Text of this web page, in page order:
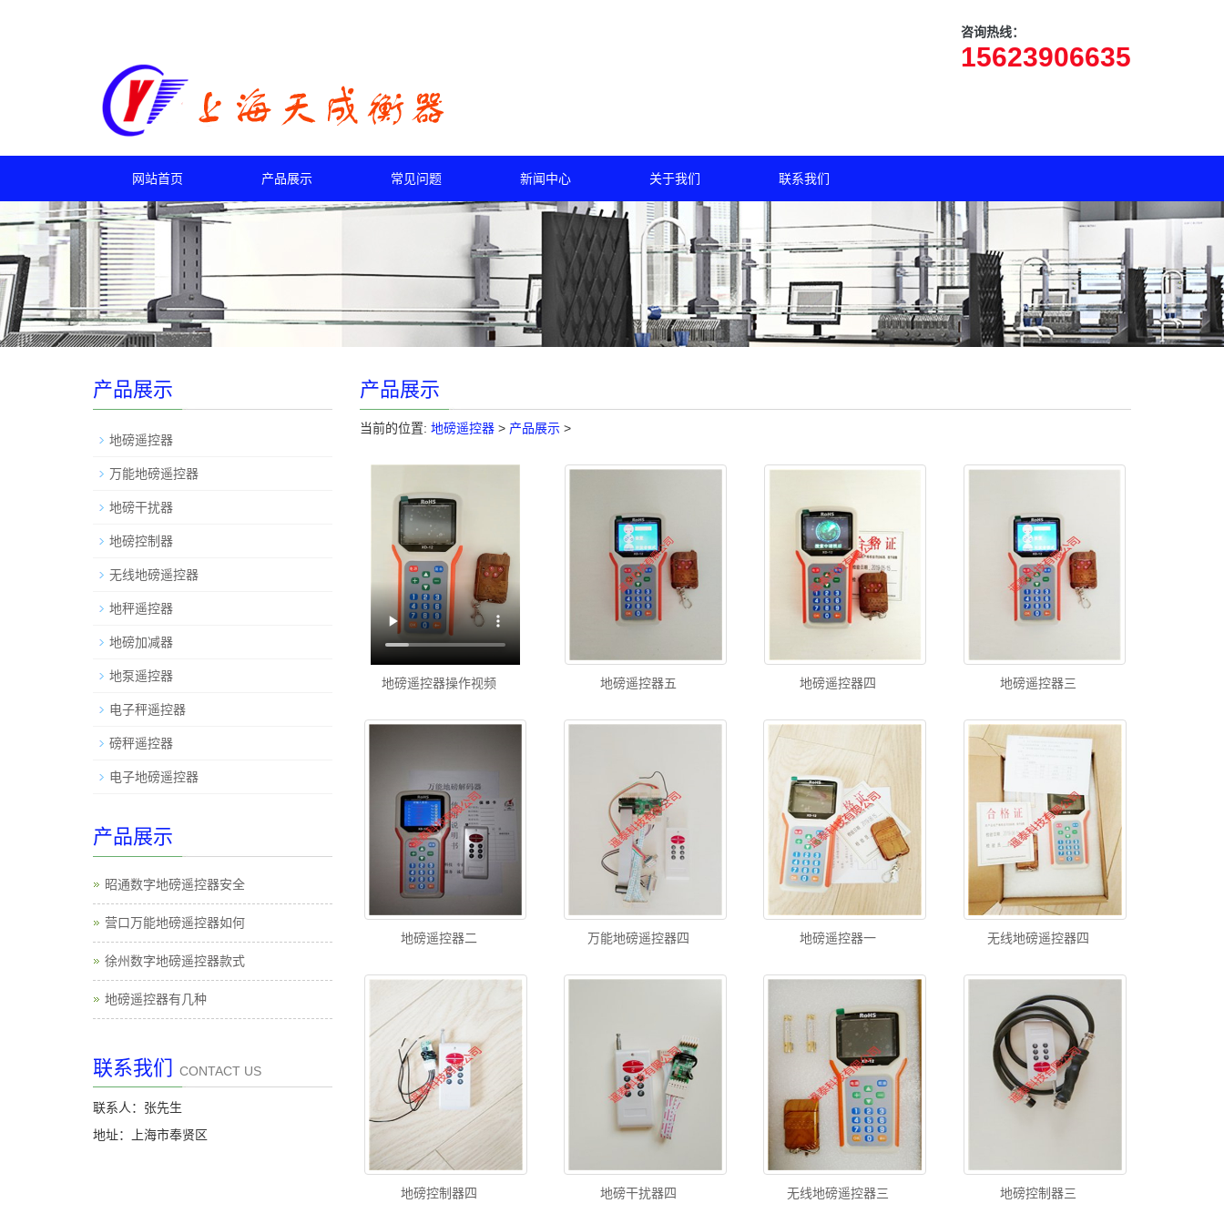
咨询热线：
15623906635
网站首页 产品展示 常见问题 新闻中心 关于我们 联系我们
产品展示
当前的位置: 地磅遥控器> 产品展示>
地磅遥控器操作视频 地磅遥控器五 地磅遥控器四 地磅遥控器三
地磅遥控器二 万能地磅遥控器四 地磅遥控器一 无线地磅遥控器四
地磅控制器四 地磅干扰器四 无线地磅遥控器三 地磅控制器三
产品展示
地磅遥控器
万能地磅遥控器
地磅干扰器
地磅控制器
无线地磅遥控器
地秤遥控器
地磅加减器
地泵遥控器
电子秤遥控器
磅秤遥控器
电子地磅遥控器
产品展示
昭通数字地磅遥控器安全
营口万能地磅遥控器如何
徐州数字地磅遥控器款式
地磅遥控器有几种
联系我们 CONTACT US
联系人：张先生
地址：上海市奉贤区